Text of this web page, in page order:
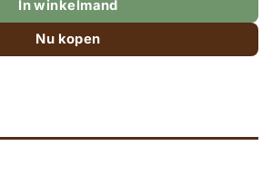
In winkelmand
Nu kopen